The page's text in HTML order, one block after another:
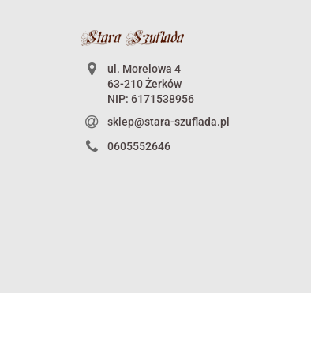
ul. Morelowa 4
63-210 Żerków
NIP: 6171538956
sklep@stara-szuflada.pl
0605552646